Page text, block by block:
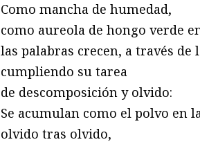
Como mancha de humedad,
como aureola de hongo verde
las palabras crecen, a través de
cumpliendo su tarea
de descomposición y olvido:
Se acumulan como el polvo en
olvido tras olvido,